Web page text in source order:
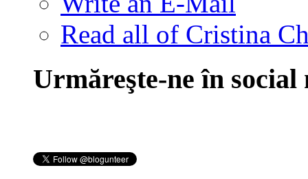
Read all of Cristina
Urmăreşte-ne în social